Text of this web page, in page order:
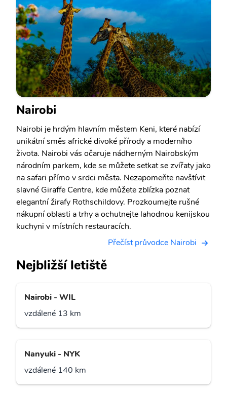
Nairobi
Nairobi je hrdým hlavním městem Keni, které nabízí
unikátní směs africké divoké přírody a moderního
života. Nairobi vás očaruje nádherným Nairobským
národním parkem, kde se můžete setkat se zvířaty jako
na safari přímo v srdci města. Nezapomeňte navštívit
slavné Giraffe Centre, kde můžete zblízka poznat
elegantní žirafy Rothschildovy. Prozkoumejte rušné
nákupní oblasti a trhy a ochutnejte lahodnou kenijskou
kuchyni v místních restauracích.
Přečíst průvodce Nairobi
Nejbližší letiště
Nairobi - WIL
vzdálené 13 km
Nanyuki - NYK
vzdálené 140 km